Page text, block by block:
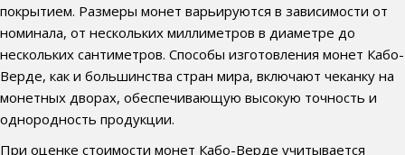
покрытием. Размеры монет варьируются в зависимости от
номинала, от нескольких миллиметров в диаметре до
нескольких сантиметров. Способы изготовления монет Кабо-
Верде, как и большинства стран мира, включают чеканку на
монетных дворах, обеспечивающую высокую точность и
однородность продукции.
При оценке стоимости монет Кабо-Верде учитывается